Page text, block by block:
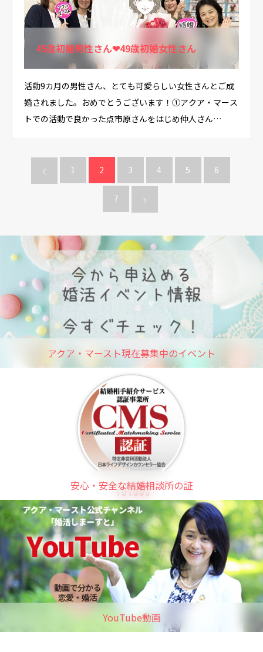
45歳初婚男性さん❤49歳初婚女性さん
活動9カ月の男性さん、とても可愛らしい女性さんとご成
婚されました。おめでとうございます！①アクア・マース
トでの活動で良かった点市原さんをはじめ仲人さん…
1 2 3 4 5 6
7
アクア・マースト現在募集中のイベント
安心・安全な結婚相談所の証
YouTube動画